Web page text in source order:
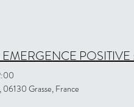
EMERGENCE
Grasse, France